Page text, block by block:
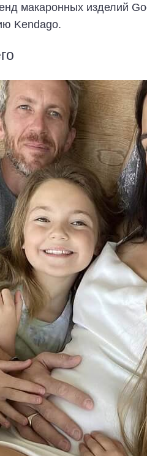
макаронных изделий
Kendago.